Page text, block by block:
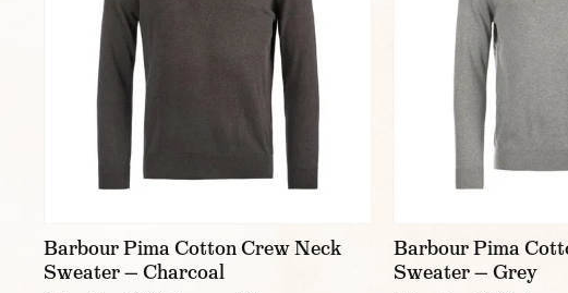
Barbour Pima Cotton Crew Neck
Sweater — Charcoal
Barbour Pima
Sweater — Grey